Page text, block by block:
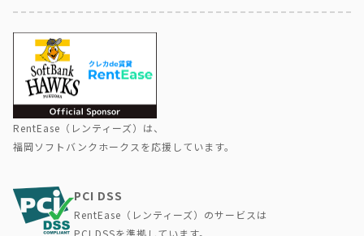
RentEase（レンティーズ）は、
福岡ソフトバンクホークスを応援しています。
PCI DSS
RentEase（レンティーズ）のサービスは